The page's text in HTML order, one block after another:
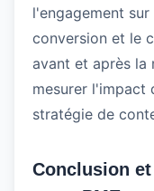
l'engagement
conversion et le
avant et après la
mesurer l'impact
stratégie de
Conclusion